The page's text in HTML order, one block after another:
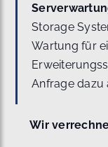
Storage
Wartung für
Anfrage dazu
Wir